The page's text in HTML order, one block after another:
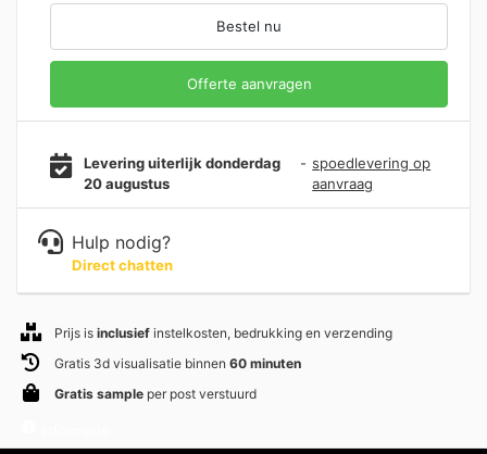
Bestel nu
Offerte aanvragen
Levering uiterlijk donderdag
20 augustus
- spoedlevering op
aanvraag
Hulp nodig?
Direct chatten
Prijs is inclusief instelkosten, bedrukking en verzending
Gratis 3d visualisatie binnen 60 minuten
Gratis sample per post verstuurd